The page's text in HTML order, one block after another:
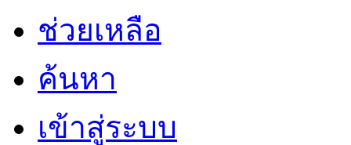
ช่วยเหลือ
ค้นหา
เข้าสู่ระบบ